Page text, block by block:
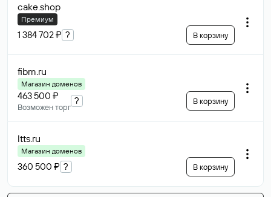
cake.shop
Премиум
1 384 702 ₽ ? В корзину
fibm.ru
Магазин доменов
463 500 ₽
Возможен торг
? В корзину
ltts.ru
Магазин доменов
360 500 ₽ ? В корзину